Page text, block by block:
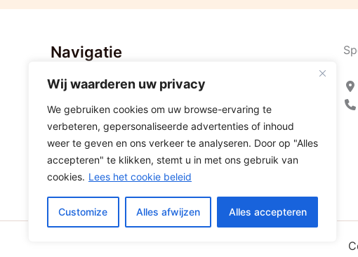
Wij waarderen uw privacy
We gebruiken cookies om uw browse-ervaring te
verbeteren, gepersonaliseerde advertenties of inhoud
weer te geven en ons verkeer te analyseren. Door op "Alles
accepteren" te klikken, stemt u in met ons gebruik van
cookies. Lees het cookie beleid
Customize Alles afwijzen Alles accepteren
Navigatie
Home
Nieuws
Stratenvolleybal Hoogeveen
Lid worden
Sponsoring
Contact